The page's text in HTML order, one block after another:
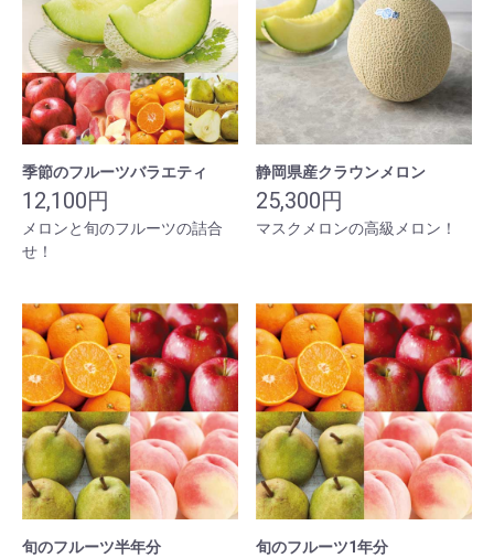
季節のフルーツバラエティ
12,100円
メロンと旬のフルーツの詰合
せ！
静岡県産クラウンメロン
25,300円
マスクメロンの高級メロン！
旬のフルーツ半年分 旬のフルーツ1年分